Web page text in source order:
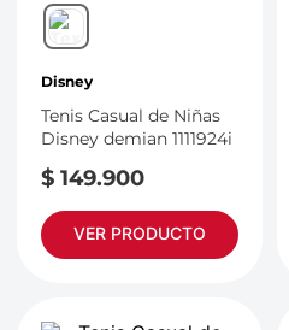
Disney
Tenis Casual de Niñas
Disney demian 1111924i
$ 149.900
VER PRODUCTO
8.
skechers
9.
cartago
10. bubble gummers